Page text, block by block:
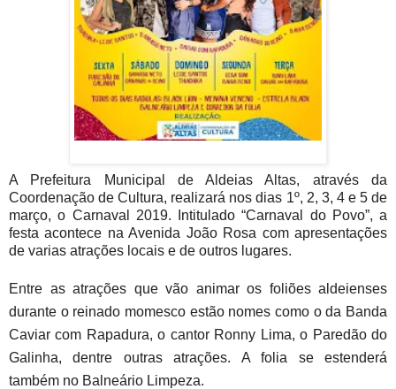
A Prefeitura Municipal de Aldeias Altas, através da
Coordenação de Cultura, realizará nos dias 1º, 2, 3, 4 e 5 de
março, o Carnaval 2019. Intitulado “Carnaval do Povo”, a
festa acontece na Avenida João Rosa com apresentações
de varias atrações locais e de outros lugares.
Entre as atrações que vão animar os foliões aldeienses
durante o reinado momesco estão nomes como o da Banda
Caviar com Rapadura, o cantor Ronny Lima, o Paredão do
Galinha, dentre outras atrações. A folia se estenderá
também no Balneário Limpeza.